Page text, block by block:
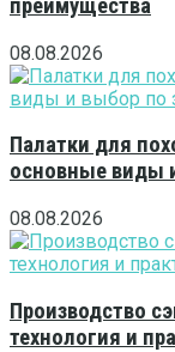
преимущества
08.08.2026
Палатки для
основные виды
08.08.2026
Производство
технология и